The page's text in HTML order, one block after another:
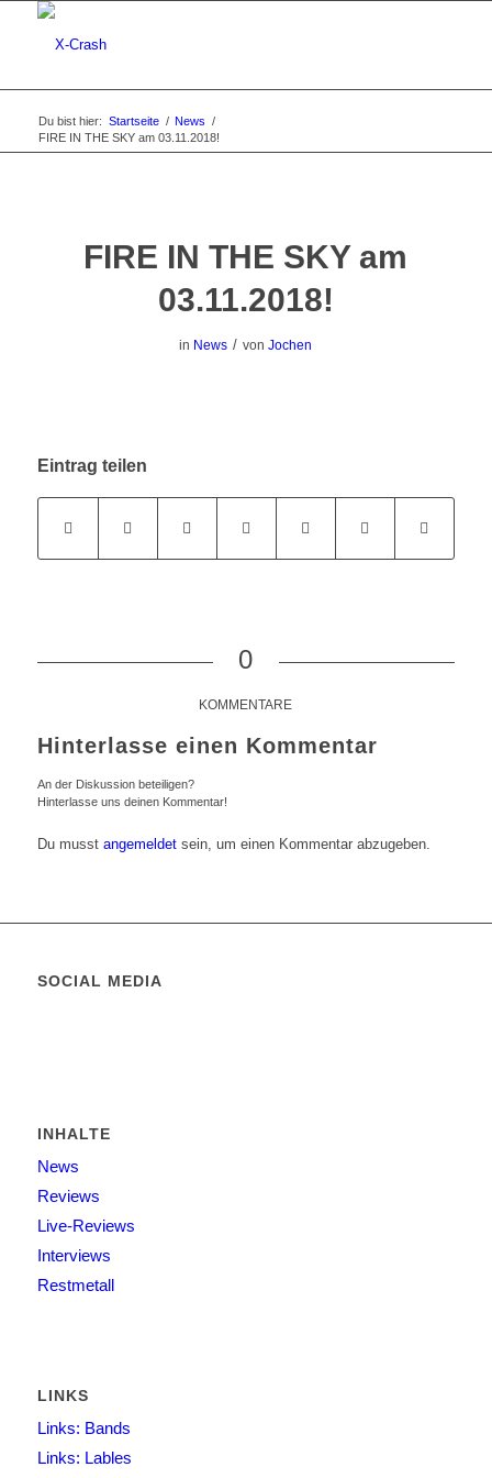
Du bist hier: Startseite / News /
FIRE IN THE SKY am 03.11.2018!
FIRE IN THE SKY am
03.11.2018!
in News / vonJochen
Eintrag teilen
0
KOMMENTARE
Hinterlasse einen Kommentar
An der Diskussion beteiligen?
Hinterlasse uns deinen Kommentar!
Du musst angemeldetsein, um einen Kommentar abzugeben.
SOCIAL MEDIA
INHALTE
News
Reviews
Live-Reviews
Interviews
Restmetall
LINKS
Links: Bands
Links: Lables